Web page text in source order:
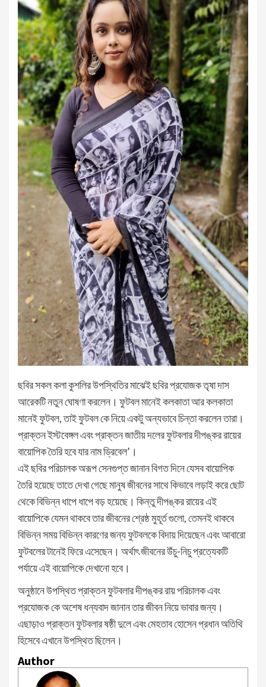
ছবির সকল কলা কুশলির উপস্থিতির মাঝেই ছবির প্রযোজক তৃষা দাস
আরেকটি নতুন ঘোষণা করলেন। ফুটবল মানেই কলকাতা আর কলকাতা
মানেই ফুটবল, তাই ফুটবল কে নিয়ে একটু অন্যভাবে চিন্তা করলেন তারা।
প্রাক্তন ইস্টবেঙ্গল এবং প্রাক্তন জাতীয় দলের ফুটবলার দীপঙ্কর রায়ের
বায়োপিক তৈরি হবে যার নাম ড্রিবেল’।
এই ছবির পরিচালক অরূপ সেনগুপ্ত জানান বিগত দিনে যেসব বায়োপিক
তৈরি হয়েছে তাতে দেখা গেছে মানুষ জীবনের সাথে কিভাবে লড়াই করে ছোট
থেকে বিভিন্ন ধাপে ধাপে বড় হয়েছে। কিন্তু দীপঙ্কর রায়ের এই
বায়োপিকে যেমন থাকবে তার জীবনের শ্রেষ্ঠ মুহূর্ত গুলো, তেমনই থাকবে
বিভিন্ন সময় বিভিন্ন কারণের জন্য ফুটবলকে বিদায় দিয়েছেন এবং আবারো
ফুটবলের টানেই ফিরে এসেছেন। অর্থাৎ জীবনের উঁচু-নিচু প্রত্যেকটি
পর্যায়ে এই বায়োপিকে দেখানো হবে।
অনুষ্ঠানে উপস্থিত প্রাক্তন ফুটবলার দীপঙ্কর রায় পরিচালক এবং
প্রযোজক কে অশেষ ধন্যবাদ জানান তার জীবন নিয়ে ভাবার জন্য।
এছাড়াও প্রাক্তন ফুটবলার ষষ্ঠী দুলে এবং মেহতাব হোসেন প্রধান অতিথি
হিসেবে এখানে উপস্থিত ছিলেন।
Author